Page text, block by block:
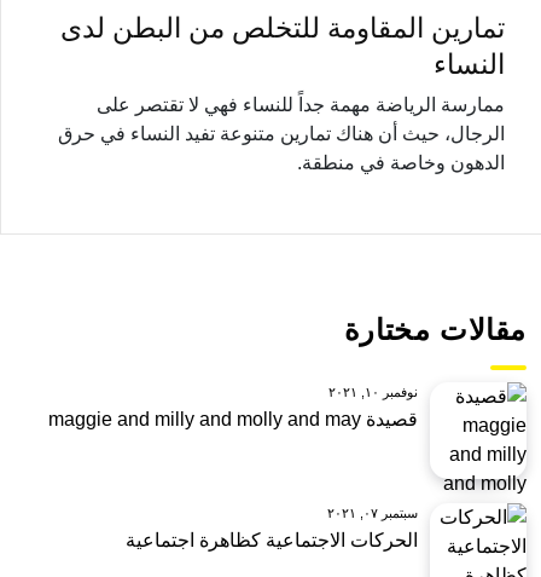
تمارين المقاومة للتخلص من البطن لدى
النساء
ممارسة الرياضة مهمة جداً للنساء فهي لا تقتصر على
الرجال، حيث أن هناك تمارين متنوعة تفيد النساء في حرق
الدهون وخاصة في منطقة.
مقالات مختارة
نوفمبر ١٠, ٢٠٢١
قصيدة maggie and milly and molly and may
سبتمبر ٠٧, ٢٠٢١
الحركات الاجتماعية كظاهرة اجتماعية